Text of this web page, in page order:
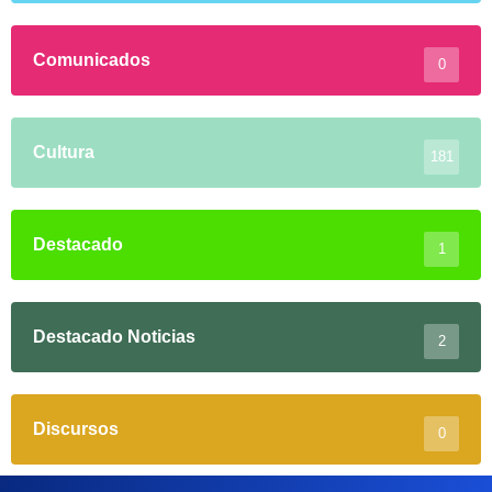
Comunicados 0
Cultura 181
Destacado 1
Destacado Noticias 2
Discursos 0